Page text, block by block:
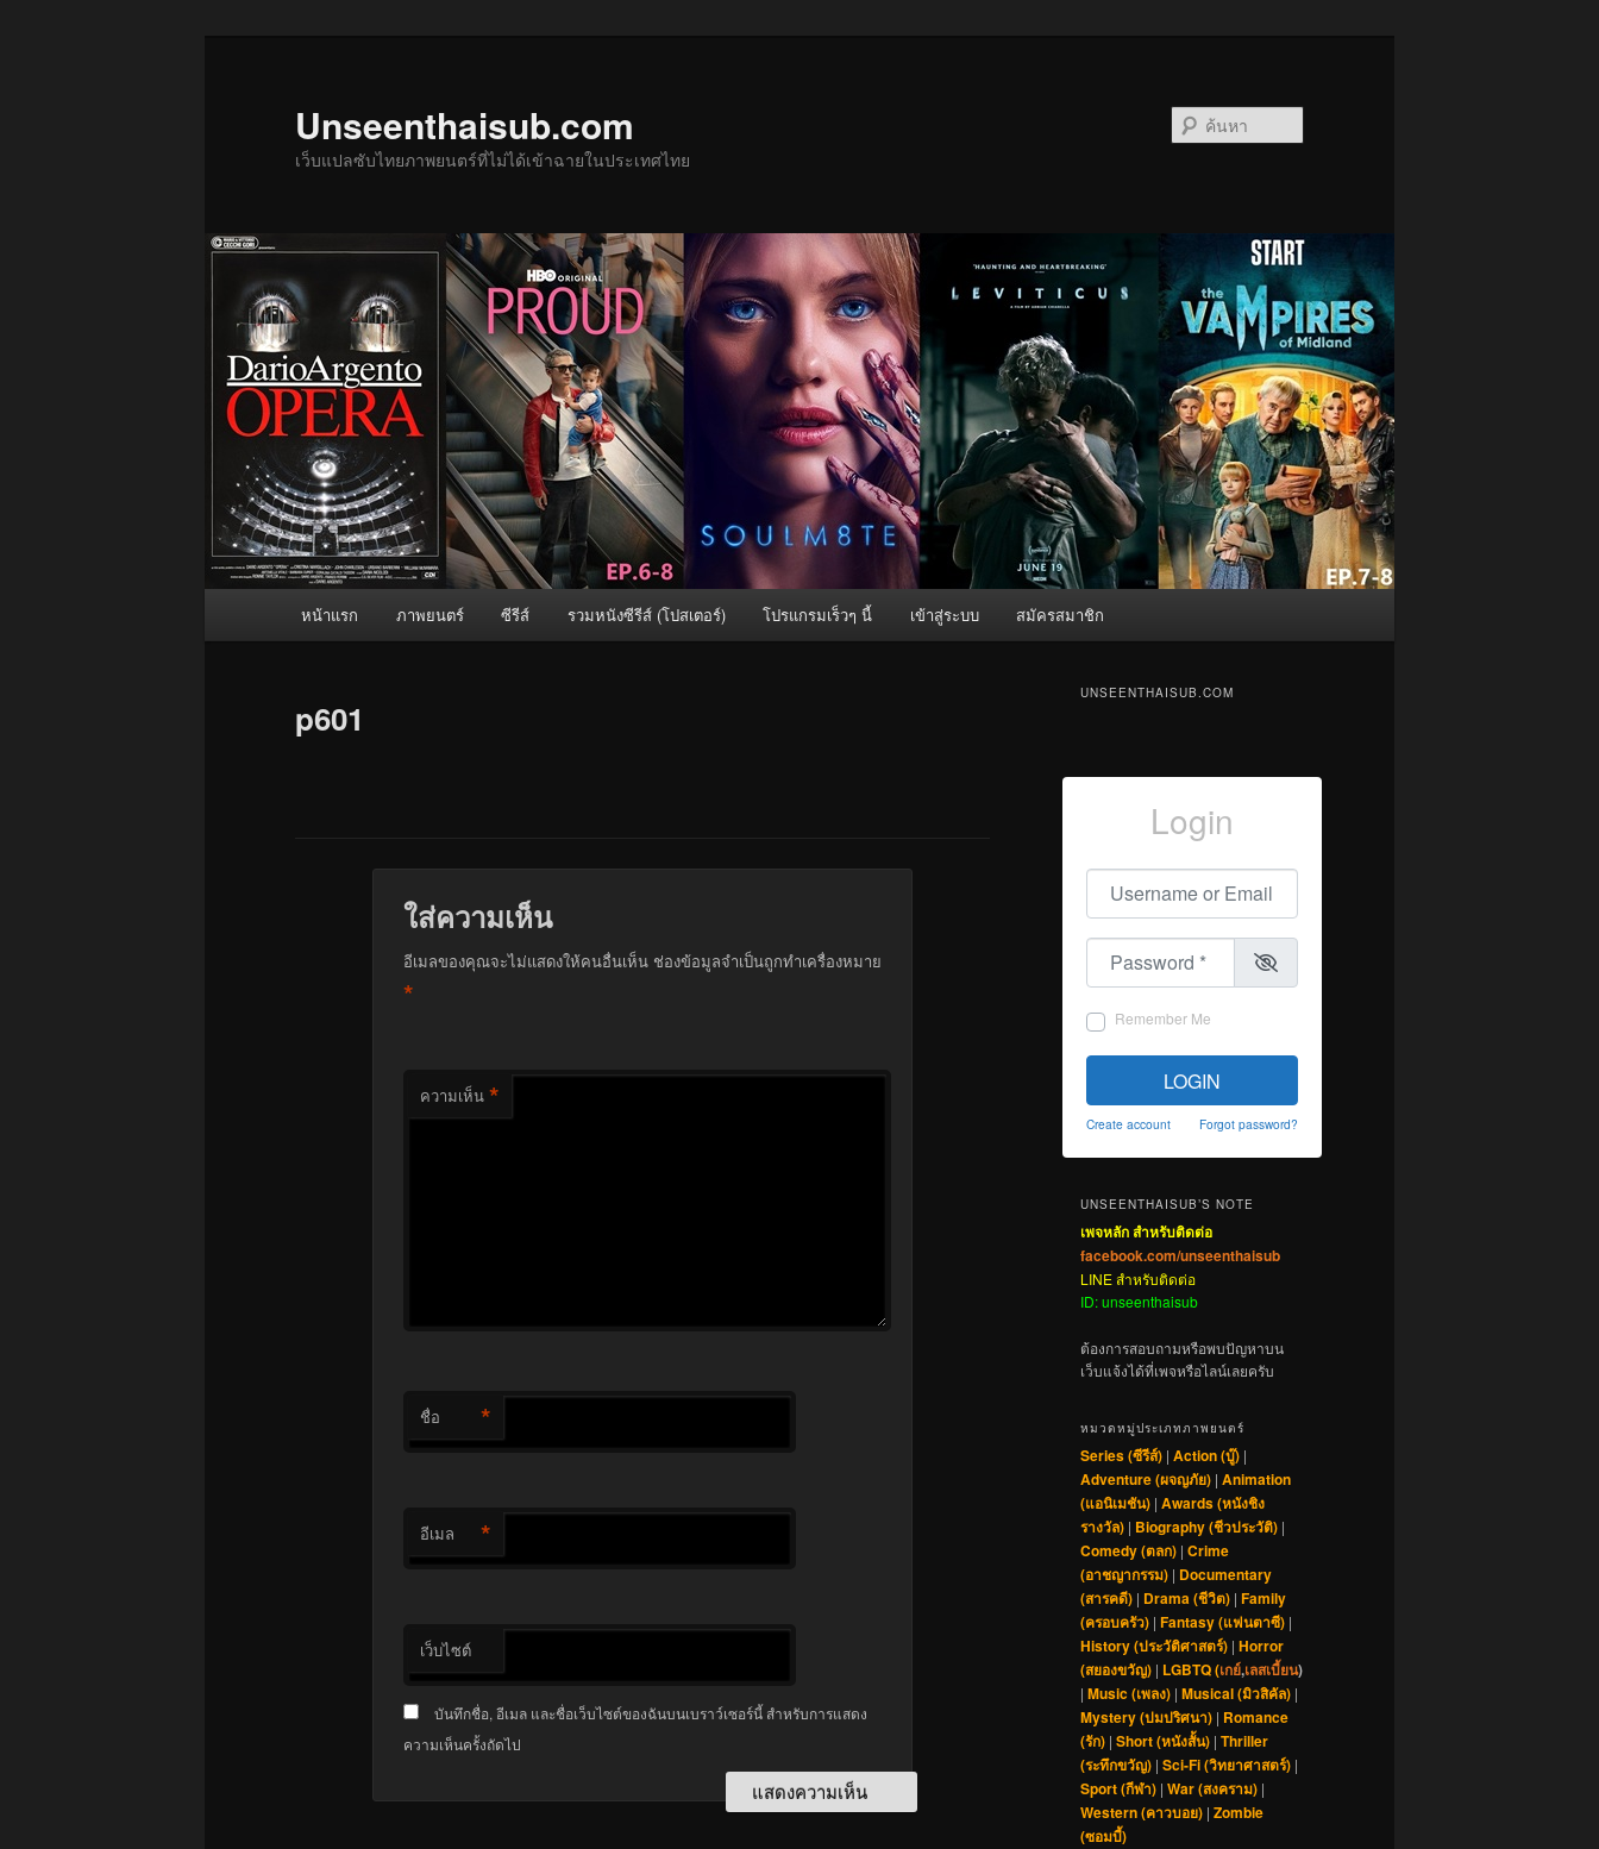
Unseenthaisub.com
เว็บแปลซับไทยภาพยนตร์ที่ไม่ได้เข้าฉายในประเทศไทย
หน้าแรก ภาพยนตร์ ซีรีส์ รวมหนังซีรีส์ (โปสเตอร์) โปรแกรมเร็วๆ นี้ เข้าสู่ระบบ สมัครสมาชิก
p601
ใส่ความเห็น
อีเมลของคุณจะไม่แสดงให้คนอื่นเห็น ช่องข้อมูลจำเป็นถูกทำเครื่องหมาย
*
ความเห็น *
ชื่อ *
อีเมล *
เว็บไซต์
บันทึกชื่อ, อีเมล และชื่อเว็บไซต์ของฉันบนเบราว์เซอร์นี้ สำหรับการแสดง
ความเห็นครั้งถัดไป
UNSEENTHAISUB.COM
Login
Username or Email
Password
Remember Me
LOGIN
Create account Forgot password?
UNSEENTHAISUB’S NOTE
เพจหลัก สำหรับติดต่อ
facebook.com/unseenthaisub
LINE สำหรับติดต่อ
ID: unseenthaisub
ต้องการสอบถามหรือพบปัญหาบน
เว็บแจ้งได้ที่เพจหรือไลน์เลยครับ
หมวดหมู่ประเภทภาพยนตร์
Series (ซีรีส์) | Action (บู๊) |
Adventure (ผจญภัย) | Animation
(แอนิเมชัน) | Awards (หนังชิง
รางวัล) | Biography (ชีวประวัติ) |
Comedy (ตลก) | Crime
(อาชญากรรม) | Documentary
(สารคดี) | Drama (ชีวิต) | Family
(ครอบครัว) | Fantasy (แฟนตาซี) |
History (ประวัติศาสตร์) | Horror
(สยองขวัญ) | LGBTQ (เกย์,เลสเบี้ยน)
| Music (เพลง) | Musical (มิวสิคัล) |
Mystery (ปมปริศนา) | Romance
(รัก) | Short (หนังสั้น) | Thriller
(ระทึกขวัญ) | Sci-Fi (วิทยาศาสตร์) |
Sport (กีฬา) | War (สงคราม) |
Western (คาวบอย) | Zombie
(ซอมบี้)